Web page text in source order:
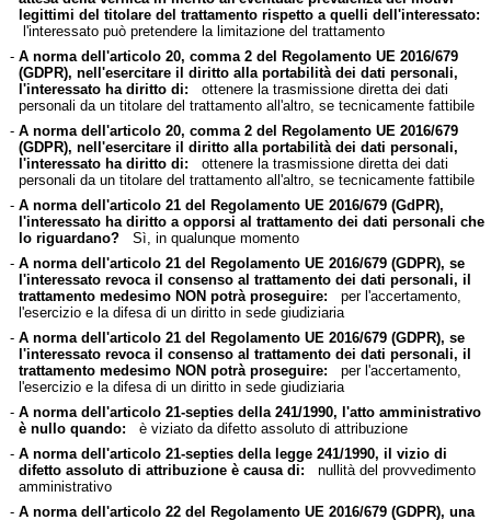
legittimi del titolare del trattamento rispetto a quelli dell'interessato:
l'interessato può pretendere la limitazione del trattamento
- A norma dell'articolo 20, comma 2 del Regolamento UE 2016/679
(GDPR), nell'esercitare il diritto alla portabilità dei dati personali,
l'interessato ha diritto di: ottenere la trasmissione diretta dei dati
personali da un titolare del trattamento all'altro, se tecnicamente fattibile
- A norma dell'articolo 20, comma 2 del Regolamento UE 2016/679
(GDPR), nell'esercitare il diritto alla portabilità dei dati personali,
l'interessato ha diritto di: ottenere la trasmissione diretta dei dati
personali da un titolare del trattamento all'altro, se tecnicamente fattibile
- A norma dell'articolo 21 del Regolamento UE 2016/679 (GdPR),
l'interessato ha diritto a opporsi al trattamento dei dati personali che
lo riguardano?Sì, in qualunque momento
- A norma dell'articolo 21 del Regolamento UE 2016/679 (GDPR), se
l'interessato revoca il consenso al trattamento dei dati personali, il
trattamento medesimo NON potrà proseguire: per l'accertamento,
l'esercizio e la difesa di un diritto in sede giudiziaria
- A norma dell'articolo 21 del Regolamento UE 2016/679 (GDPR), se
l'interessato revoca il consenso al trattamento dei dati personali, il
trattamento medesimo NON potrà proseguire: per l'accertamento,
l'esercizio e la difesa di un diritto in sede giudiziaria
- A norma dell'articolo 21-septies della 241/1990, l'atto amministrativo
è nullo quando: è viziato da difetto assoluto di attribuzione
- A norma dell'articolo 21-septies della legge 241/1990, il vizio di
difetto assoluto di attribuzione è causa di: nullità del provvedimento
amministrativo
- A norma dell'articolo 22 del Regolamento UE 2016/679 (GDPR), una